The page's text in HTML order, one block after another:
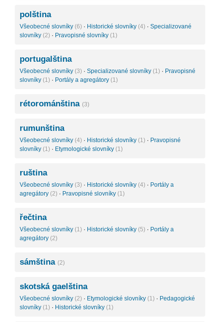
polština
Všeobecné slovníky (6) · Historické slovníky (4) · Specializované
slovníky (2) · Pravopisné slovníky (1)
portugalština
Všeobecné slovníky (3) · Specializované slovníky (1) · Pravopisné
slovníky (1) · Portály a agregátory (1)
rétorománština (3)
rumunština
Všeobecné slovníky (4) · Historické slovníky (1) · Pravopisné
slovníky (1) · Etymologické slovníky (1)
ruština
Všeobecné slovníky (3) · Historické slovníky (4) · Portály a
agregátory (2) · Pravopisné slovníky (1)
řečtina
Všeobecné slovníky (1) · Historické slovníky (5) · Portály a
agregátory (2)
sámština (2)
skotská gaelština
Všeobecné slovníky (2) · Etymologické slovníky (1) · Pedagogické
slovníky (1) · Historické slovníky (1)